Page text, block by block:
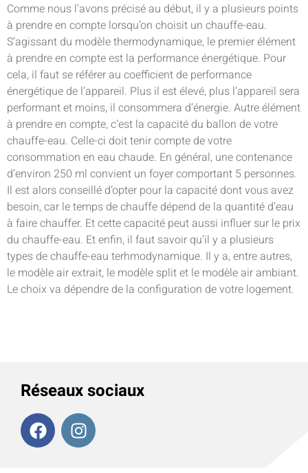
Comme nous l’avons précisé au début, il y a plusieurs points
à prendre en compte lorsqu’on choisit un chauffe-eau.
S’agissant du modèle thermodynamique, le premier élément
à prendre en compte est la performance énergétique. Pour
cela, il faut se référer au coefficient de performance
énergétique de l’appareil. Plus il est élevé, plus l’appareil sera
performant et moins, il consommera d’énergie. Autre élément
à prendre en compte, c’est la capacité du ballon de votre
chauffe-eau. Celle-ci doit tenir compte de votre
consommation en eau chaude. En général, une contenance
d’environ 250 ml convient un foyer comportant 5 personnes.
Il est alors conseillé d’opter pour la capacité dont vous avez
besoin, car le temps de chauffe dépend de la quantité d’eau
à faire chauffer. Et cette capacité peut aussi influer sur le prix
du chauffe-eau. Et enfin, il faut savoir qu’il y a plusieurs
types de chauffe-eau terhmodynamique. Il y a, entre autres,
le modèle air extrait, le modèle split et le modèle air ambiant.
Le choix va dépendre de la configuration de votre logement.
Réseaux sociaux